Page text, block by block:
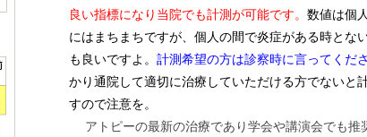
良い指標になり当院でも計測が可能です。 数値は個
にはまちまちですが、個人の間で炎症がある時とな
も良いですよ。 計測希望の方は診察時に言ってくださ
かり通院して適切に治療していただける方でないと
すので注意を。
アトピーの最新の治療であり学会や講演会でも推